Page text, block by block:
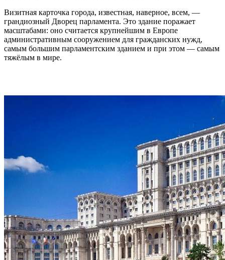
Визитная карточка города, известная, наверное, всем, —
грандиозный Дворец парламента. Это здание поражает
масштабами: оно считается крупнейшим в Европе
административным сооружением для гражданских нужд,
самым большим парламентским зданием и при этом — самым
тяжёлым в мире.